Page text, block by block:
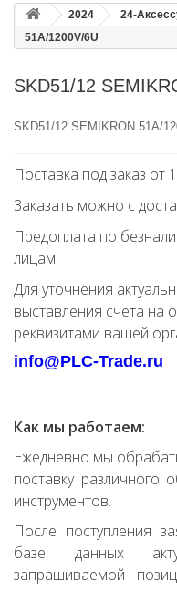
2024 24-
51A/1200V/6U
SKD51/12
SKD51/12 SEMIKRON 51A/
Поставка под заказ от
Заказать можно с
Предоплата по
лицам
Для уточнения
выставления счета на
реквизитами вашей
info@PLC-Trade.ru
Как мы работаем:
Ежедневно мы
поставку различного
инструментов.
После поступления
базе данных
запрашиваемой